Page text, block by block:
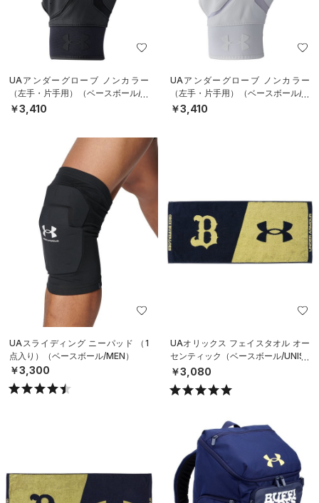
UAアンダーグローブ ノンカラー
（左手・片手用）（ベースボール/M
EN）
￥3,410
UAアンダーグローブ ノンカラー
（左手・片手用）（ベースボール/M
EN）
￥3,410
UAスライディング ニーパッド （1
点入り）（ベースボール/MEN）
￥3,300
UAオリックス フェイスタオル オー
センティック（ベースボール/UNISE
X）
￥3,080